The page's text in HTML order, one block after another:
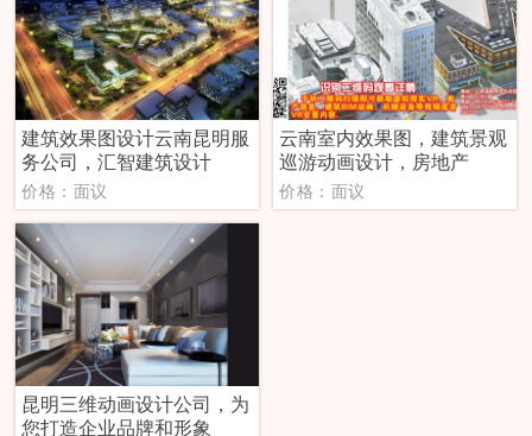
建筑效果图设计云南昆明服
务公司，汇智建筑设计
价格：面议
云南室内效果图，建筑景观
巡游动画设计，房地产
价格：面议
昆明三维动画设计公司，为
您打造企业品牌和形象